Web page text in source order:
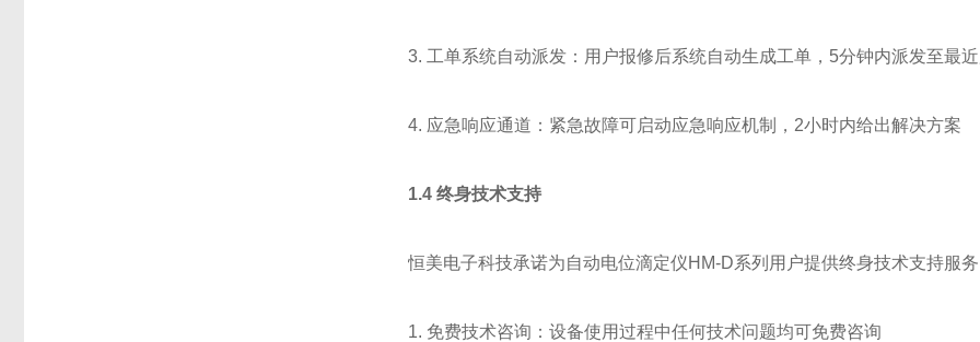
3. 工单系统自动派发：用户报修后系统自动生成工单，5分钟内派发至最
4. 应急响应通道：紧急故障可启动应急响应机制，2小时内给出解决方案
1.4 终身技术支持
恒美电子科技承诺为自动电位滴定仪HM-D系列用户提供终身技术支持服
1. 免费技术咨询：设备使用过程中任何技术问题均可免费咨询